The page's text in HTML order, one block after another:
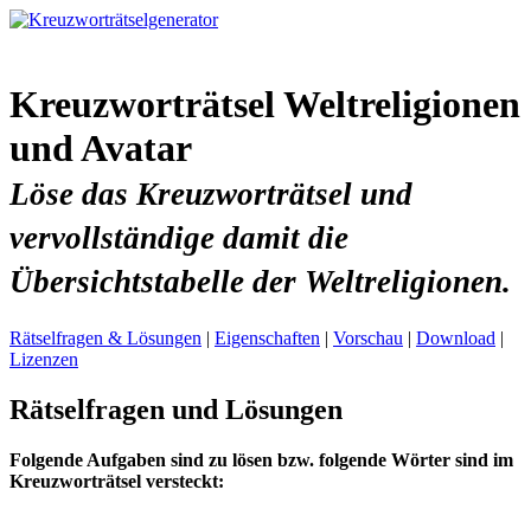
Kreuzworträtsel Weltreligionen
und Avatar
Löse das Kreuzworträtsel und
vervollständige damit die
Übersichtstabelle der Weltreligionen.
Rätselfragen & Lösungen | Eigenschaften | Vorschau | Download |
Lizenzen
Rätselfragen und Lösungen
Folgende Aufgaben sind zu lösen bzw. folgende Wörter sind im
Kreuzworträtsel versteckt: